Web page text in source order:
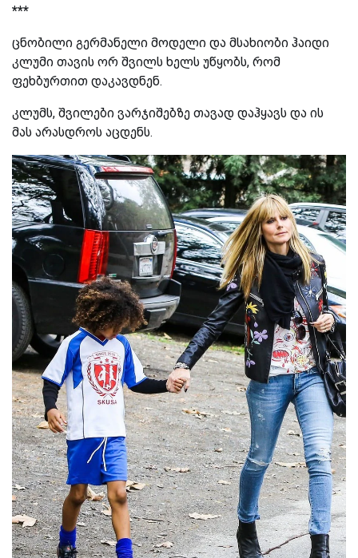
***
ცნობილი გერმანელი მოდელი და მსახიობი ჰაიდი
კლუმი თავის ორ შვილს ხელს უწყობს, რომ
ფეხბურთით დაკავდნენ.
კლუმს, შვილები ვარჯიშებზე თავად დაჰყავს და ის
მას არასდროს აცდენს.